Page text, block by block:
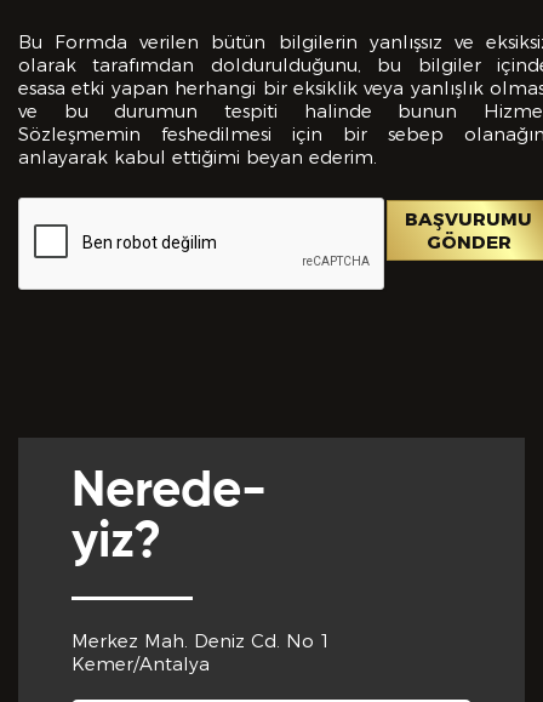
Bu Formda verilen bütün bilgilerin yanlışsız ve
olarak tarafımdan doldurulduğunu, bu bilgiler
esasa etki yapan herhangi bir eksiklik veya yanlışlık
ve bu durumun tespiti halinde bunun
Sözleşmemin feshedilmesi için bir sebep
anlayarak kabul ettiğimi beyan ederim.
BAŞVURUMU
GÖNDER
Nerede-
yiz?
Merkez Mah. Deniz Cd. No 1
Kemer/Antalya
CV EKLE
Bu Formda verilen bütün bilgilerin yanlışsız ve
eksiksiz olarak tarafımdan doldurulduğunu, bu
bilgiler içinde esasa etki yapan herhangi bir eksiklik
bunun Hizmet Sözleşmemin feshedilmesi için bir
sebep olanağını anlayarak kabul ettiğimi beyan
ederim.